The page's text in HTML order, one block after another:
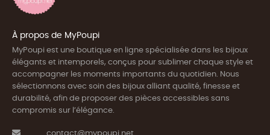
À propos de MyPoupi
MyPoupi est une boutique en ligne spécialisée dans les bijoux
élégants et intemporels, conçus pour sublimer chaque style et
accompagner les moments importants du quotidien. Nous
sélectionnons avec soin des bijoux alliant qualité, finesse et
durabilité, afin de proposer des pièces accessibles sans
compromis sur l’élégance.